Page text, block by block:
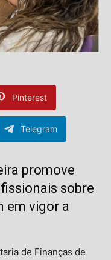
Pinterest
Telegram
promove
sobre
em vigor a
de Finanças de